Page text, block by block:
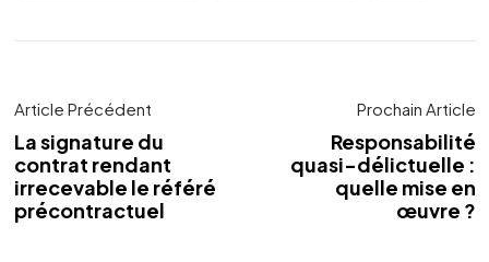
Article Précédent
La signature du
contrat rendant
irrecevable le référé
précontractuel
Prochain Article
Responsabilité
quasi-délictuelle :
quelle mise en
œuvre ?